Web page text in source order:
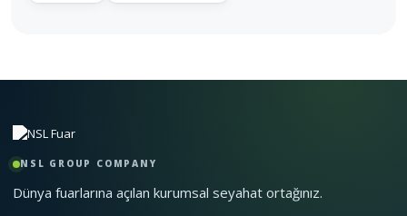
NSL GROUP COMPANY
Dünya fuarlarına açılan kurumsal seyahat ortağınız.